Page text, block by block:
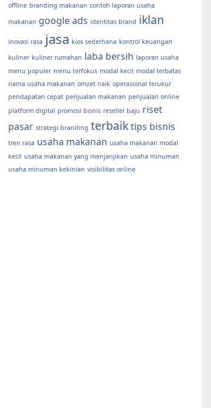
offline branding makanan contoh laporan usaha
makanan google ads identitas brand iklan
inovasi rasa jasa kios sederhana kontrol keuangan
kuliner kuliner rumahan laba bersih laporan usaha
menu populer menu terfokus modal kecil modal terbatas
nama usaha makanan omzet naik operasional terukur
pendapatan cepat penjualan makanan penjualan online
platform digital promosi bisnis reseller baju riset
pasar strategi branding terbaiktips bisnis
tren rasa usaha makanan usaha makanan modal
kecil usaha makanan yang menjanjikan usaha minuman
usaha minuman kekinian visibilitas online